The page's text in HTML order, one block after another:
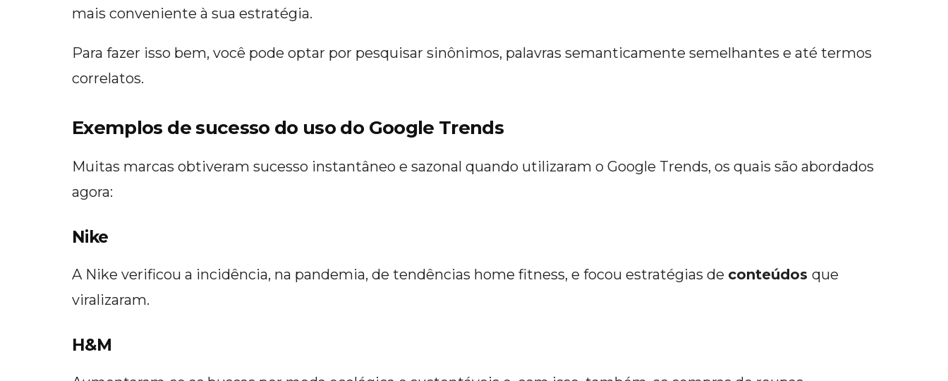
mais conveniente à sua estratégia.
Para fazer isso bem, você pode optar por pesquisar sinônimos, palavras semanticamente semelhantes e até termos
correlatos.
Exemplos de sucesso do uso do Google Trends
Muitas marcas obtiveram sucesso instantâneo e sazonal quando utilizaram o Google Trends, os quais são abordados
agora:
Nike
A Nike verificou a incidência, na pandemia, de tendências home fitness, e focou estratégias de conteúdos que
viralizaram.
H&M